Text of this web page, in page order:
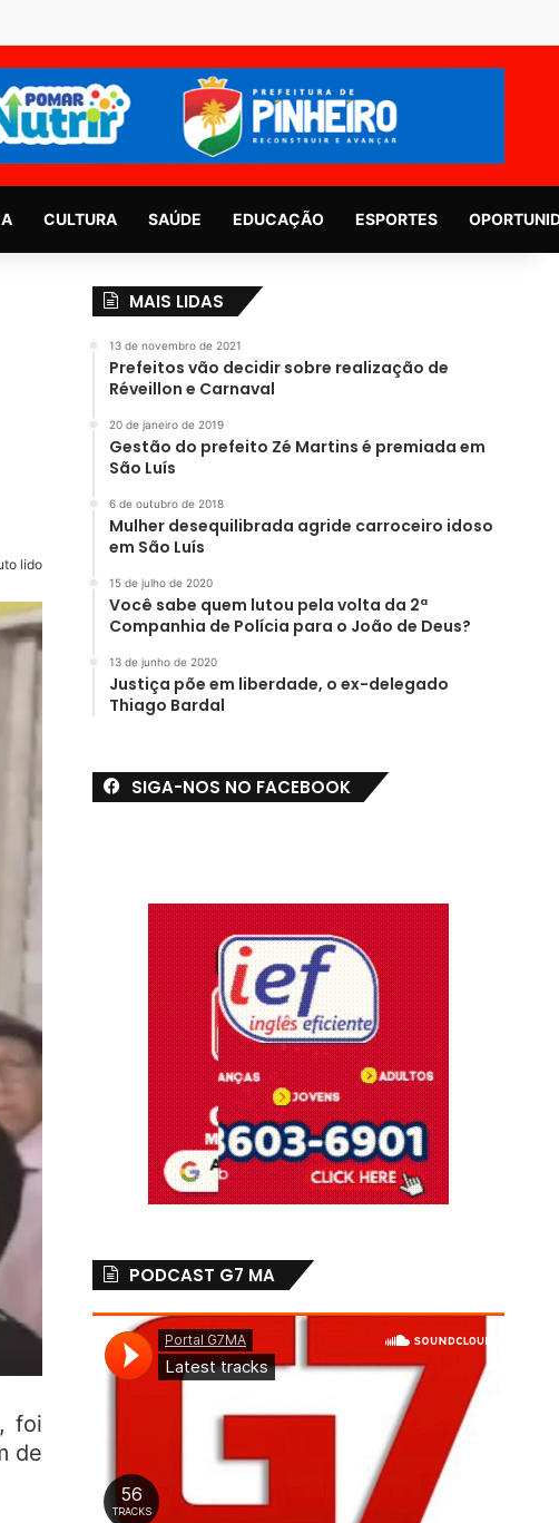
CULTURA SAÚDE EDUCAÇÃO ESPORTES
lido
foi
de
MAIS LIDAS
13 de novembro de 2021
Prefeitos vão decidir sobre realização de
Réveillon e Carnaval
20 de janeiro de 2019
Gestão do prefeito Zé Martins é premiada em
São Luís
6 de outubro de 2018
Mulher desequilibrada agride carroceiro idoso
em São Luís
15 de julho de 2020
Você sabe quem lutou pela volta da 2ª
Companhia de Polícia para o João de Deus?
13 de junho de 2020
Justiça põe em liberdade, o ex-delegado
Thiago Bardal
SIGA-NOS NO FACEBOOK
PODCAST G7 MA